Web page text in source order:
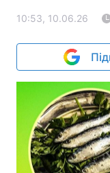
10:53, 10.06.26